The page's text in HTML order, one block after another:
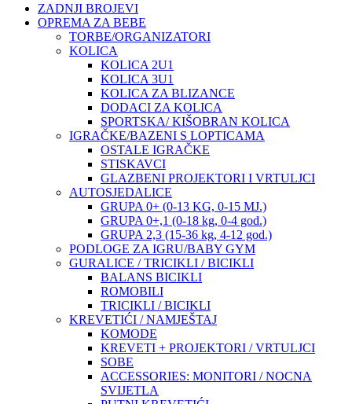
ZADNJI BROJEVI
OPREMA ZA BEBE
TORBE/ORGANIZATORI
KOLICA
KOLICA 2U1
KOLICA 3U1
KOLICA ZA BLIZANCE
DODACI ZA KOLICA
SPORTSKA/ KIŠOBRAN KOLICA
IGRAČKE/BAZENI S LOPTICAMA
OSTALE IGRAČKE
STISKAVCI
GLAZBENI PROJEKTORI I VRTULJCI
AUTOSJEDALICE
GRUPA 0+ (0-13 KG, 0-15 MJ.)
GRUPA 0+,1 (0-18 kg, 0-4 god.)
GRUPA 2,3 (15-36 kg, 4-12 god.)
PODLOGE ZA IGRU/BABY GYM
GURALICE / TRICIKLI / BICIKLI
BALANS BICIKLI
ROMOBILI
TRICIKLI / BICIKLI
KREVETIĆI / NAMJEŠTAJ
KOMODE
KREVETI + PROJEKTORI / VRTULJCI
SOBE
ACCESSORIES: MONITORI / NOCNA
SVIJETLA